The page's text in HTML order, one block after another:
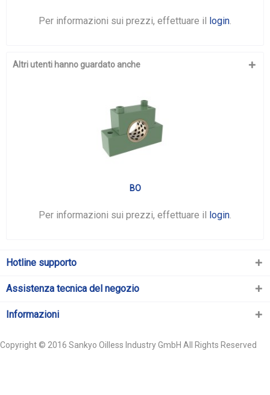
Per informazioni sui prezzi, effettuare il login
Altri utenti hanno guardato anche
BO
Per informazioni sui prezzi, effettuare il login
Hotline supporto
Assistenza tecnica del negozio
Informazioni
Copyright © 2016 Sankyo Oilless Industry GmbH All Rights Reserved